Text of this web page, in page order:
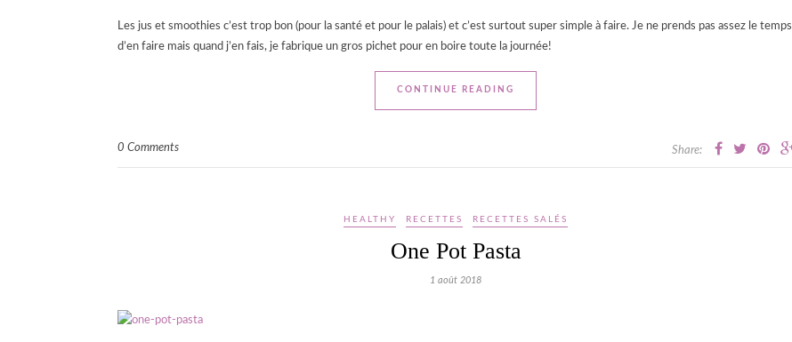
Les jus et smoothies c’est trop bon (pour la santé et pour le palais) et c’est surtout super simple à faire. Je ne prends pas assez le temps
d’en faire mais quand j’en fais, je fabrique un gros pichet pour en boire toute la journée!
CONTINUE READING
0 Comments Share:
HEALTHY RECETTES RECETTES SALÉS
One Pot Pasta
1 août 2018